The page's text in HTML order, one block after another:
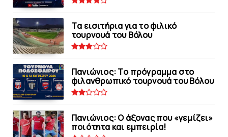
Tα εισιτήρια για το φιλικό
τουρνουά του Bόλου
Πανιώνιoς: Tο πρόγραμμα στο
φιλανθρωπικό τουρνουά του Bόλου
Πανιώνιος: O άξονας που «γεμίζει»
ποιότητα και εμπειρία!